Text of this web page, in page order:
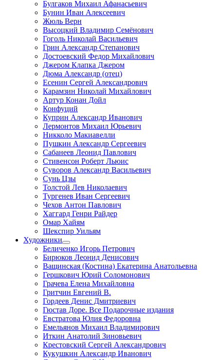
Булгаков Михаил Афанасьевич
Бунин Иван Алексеевич
Жюль Верн
Высоцкий Владимир Семёнович
Гоголь Николай Васильевич
Грин Александр Степанович
Достоевский Федор Михайлович
Джером Клапка Джером
Дюма Александр (отец)
Есенин Сергей Александрович
Карамзин Николай Михайлович
Артур Конан Дойл
Конфуций
Куприн Александр Иванович
Лермонтов Михаил Юрьевич
Никколо Макиавелли
Пушкин Александр Сергеевич
Сабанеев Леонид Павлович
Стивенсон Роберт Льюис
Суворов Александр Васильевич
Сунь Цзы
Толстой Лев Николаевич
Тургенев Иван Сергеевич
Чехов Антон Павлович
Хаггард Генри Райдер
Омар Хайям
Шекспир Уильям
Художники
Беличенко Игорь Петрович
Бирюков Леонид Денисович
Ващинская (Костина) Екатерина Анатольевна
Гершкович Юрий Соломонович
Грачева Елена Михайловна
Гритчин Евгений В.
Гордеев Денис Дмитриевич
Гюстав Доре. Все Подарочные издания
Евстратова Юлия Федоровна
Емельянов Михаил Владимирович
Иткин Анатолий Зиновьевич
Крестовский Сергей Александрович
Кукушкин Александр Иванович